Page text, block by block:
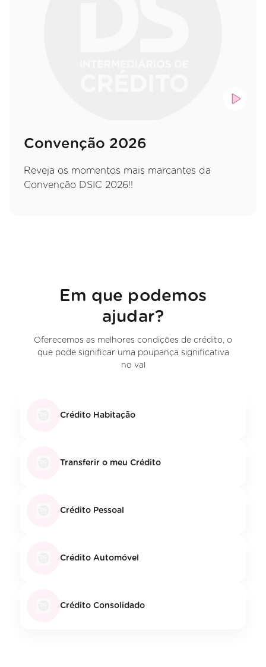
Convenção 2026
Reveja os momentos mais marcantes da
Convenção DSIC 2026!!
Em que podemos
ajudar?
Oferecemos as melhores condições de crédito, o
que pode significar uma poupança significativa
no val
Crédito Habitação
Transferir o meu Crédito
Crédito Pessoal
Crédito Automóvel
Crédito Consolidado